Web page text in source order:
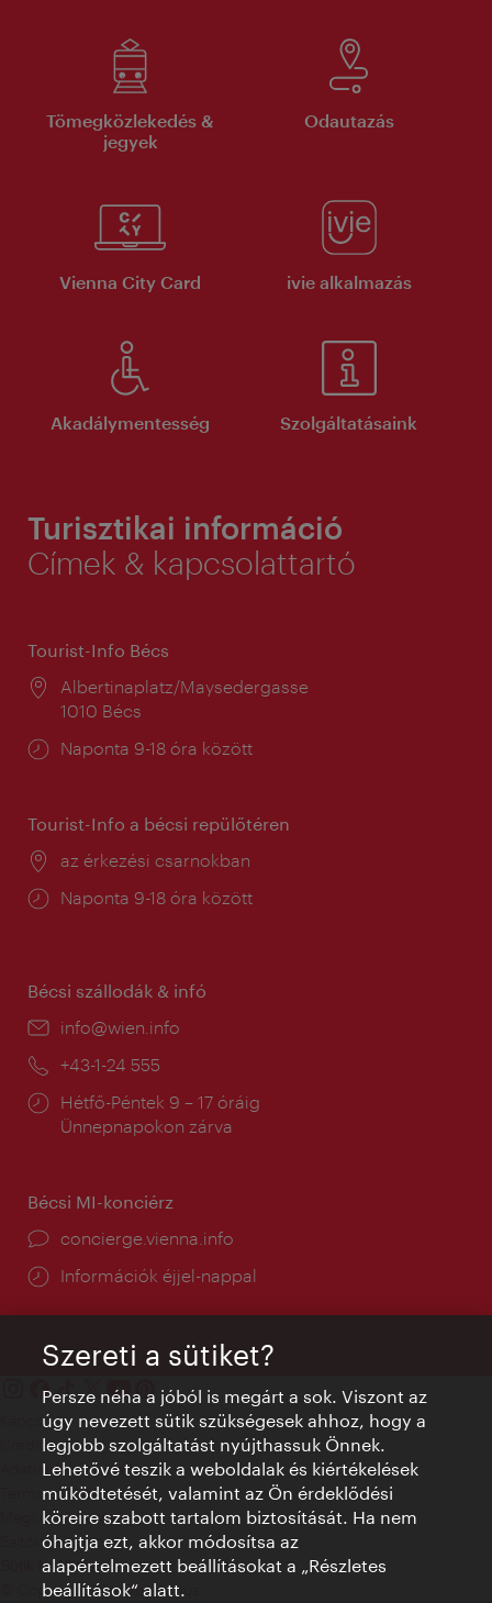
Tömegközlekedés &
jegyek
Odautazás
Vienna City Card ivie alkalmazás
Akadálymentesség Szolgáltatásaink
Turisztikai információ
Címek & kapcsolattartó
Tourist-Info Bécs
Helyszín:
Albertinaplatz/Maysedergasse
1010 Bécs
Nyitva
Naponta 9-18 óra között
Tourist-Info a bécsi repülőtéren
Helyszín:
az érkezési csarnokban
Nyitva
Naponta 9-18 óra között
Bécsi szállodák & infó
E-
info@wien.info
Telefon:
+43-1-24 555
Nyitva
tartás:
Hétfő-Péntek 9 – 17 óráig
Ünnepnapokon zárva
Bécsi MI-konciérz
concierge.vienna.info
Információk éjjel-nappal
Kapcsolat
Credits
Adatvédelmi nyilatkozat
Terms of Use
Megközelíthetőség
Sajtókapcsolat
Sütik beállítása
© Copyright WienTourismus
Szereti a sütiket?
Persze néha a jóból is megárt a sok. Viszont az
úgy nevezett sütik szükségesek ahhoz, hogy a
legjobb szolgáltatást nyújthassuk Önnek.
Lehetővé teszik a weboldalak és kiértékelések
működtetését, valamint az Ön érdeklődési
köreire szabott tartalom biztosítását. Ha nem
óhajtja ezt, akkor módosítsa az
alapértelmezett beállításokat a „Részletes
beállítások“ alatt.